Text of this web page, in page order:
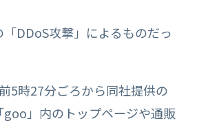
DDoS攻撃」によるものだっ
5時27分ごろから同社提供の
」内のトップページや通販